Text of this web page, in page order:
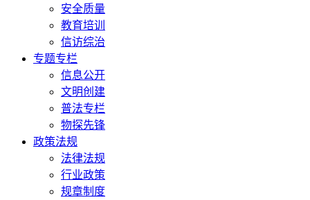
安全质量
教育培训
信访综治
专题专栏
信息公开
文明创建
普法专栏
物探先锋
政策法规
法律法规
行业政策
规章制度